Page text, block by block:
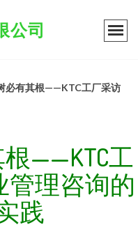
公司
必有其根——KTC工厂采访
——KTC工
管理咨询的
践